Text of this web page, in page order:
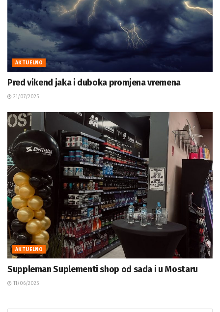
AKTUELNO
Pred vikend jaka i duboka promjena vremena
21/07/2025
AKTUELNO
Suppleman Suplementi shop od sada i u Mostaru
11/06/2025